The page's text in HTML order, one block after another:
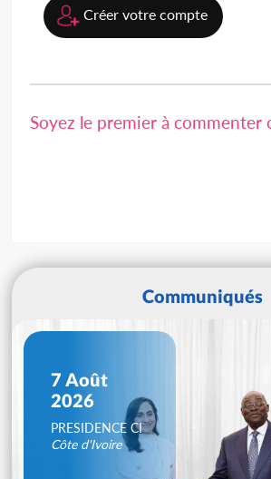
Créer votre compte
Soyez le premier à commenter
Communiqués
7 Août
2026
PRESIDENCE CI
Côte d'Ivoire